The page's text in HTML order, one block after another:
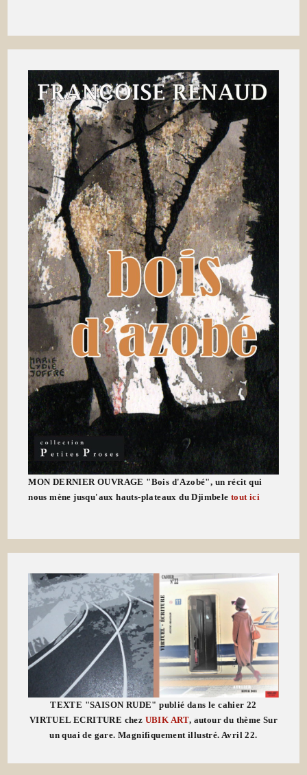
MON DERNIER OUVRAGE "Bois d'Azobé", un récit qui
nous mène jusqu'aux hauts-plateaux du Djimbeletout ici
TEXTE "SAISON RUDE" publié dans le cahier 22
VIRTUEL ECRITURE chez UBIK ART, autour du thème Sur
un quai de gare. Magnifiquement illustré. Avril 22.